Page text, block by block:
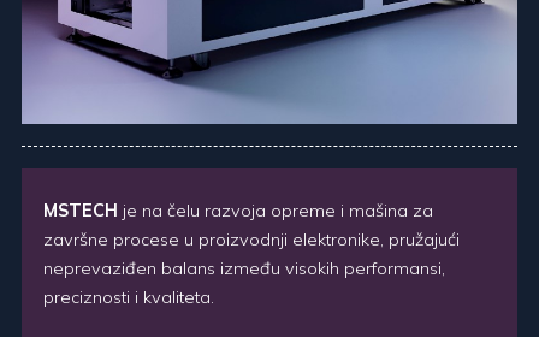
MSTECH je na čelu razvoja opreme i mašina za
završne procese u proizvodnji elektronike, pružajući
neprevaziđen balans između visokih performansi,
preciznosti i kvaliteta.